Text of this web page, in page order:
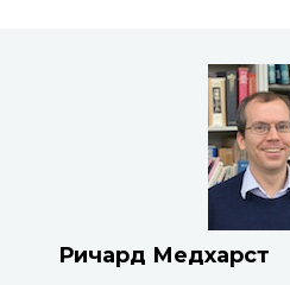
Ричард Медхарст